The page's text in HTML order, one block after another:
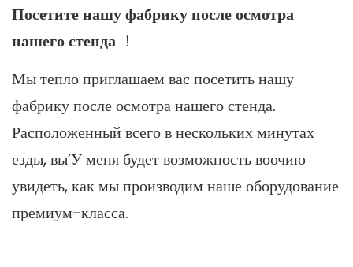
Посетите нашу фабрику после осмотра
нашего стенда ！
Мы тепло приглашаем вас посетить нашу
фабрику после осмотра нашего стенда.
Расположенный всего в нескольких минутах
езды, вы’У меня будет возможность воочию
увидеть, как мы производим наше оборудование
премиум-класса.